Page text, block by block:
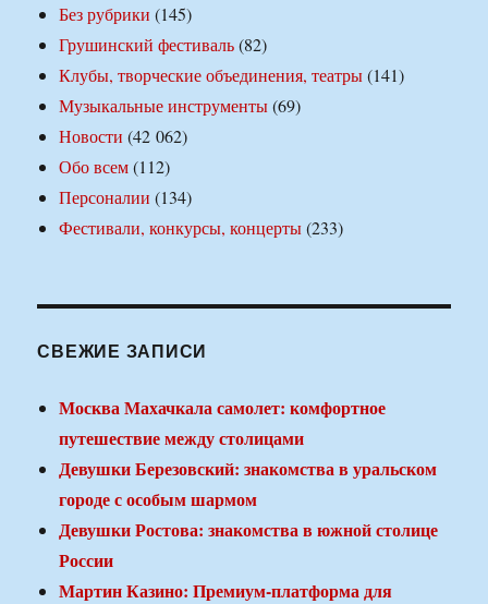
Без рубрики (145)
Грушинский фестиваль(82)
Клубы, творческие объединения, театры(141)
Музыкальные инструменты(69)
Новости (42 062)
Обо всем(112)
Персоналии (134)
Фестивали, конкурсы, концерты(233)
СВЕЖИЕ ЗАПИСИ
Москва Махачкала самолет: комфортное
путешествие между столицами
Девушки Березовский: знакомства в уральском
городе с особым шармом
Девушки Ростова: знакомства в южной столице
России
Мартин Казино: Премиум-платформа для